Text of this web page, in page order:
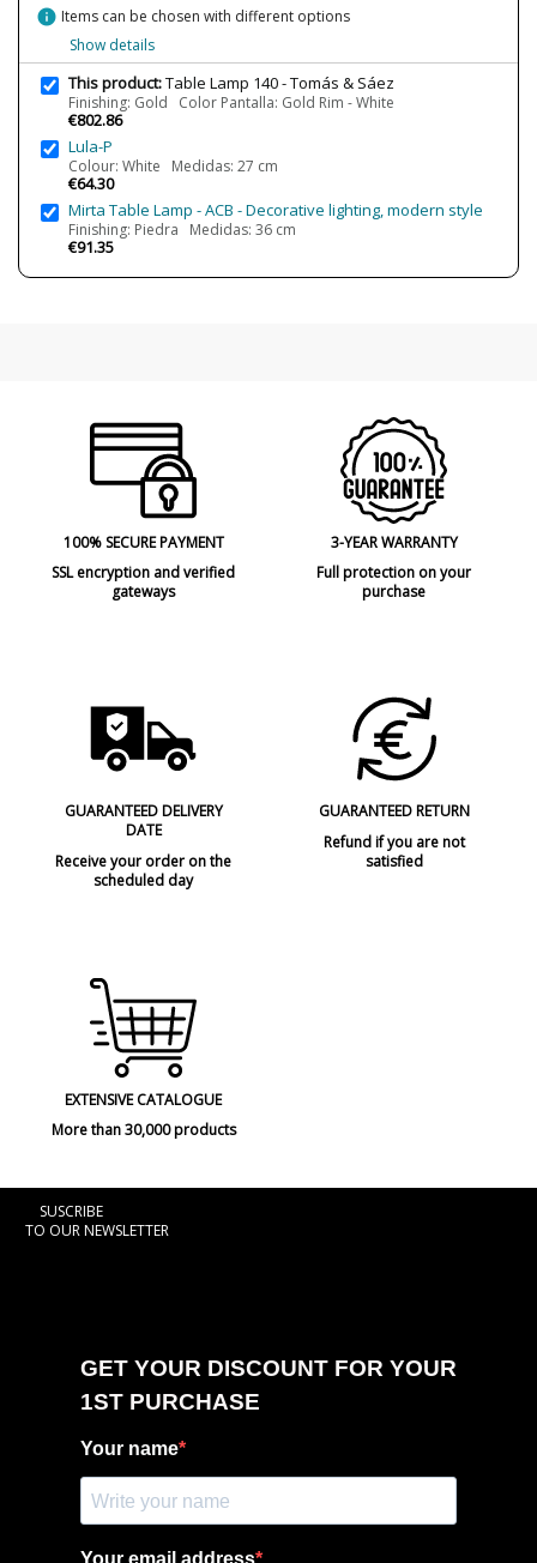
Type
info Items can be chosen with different options
Show details
This product:Table Lamp 140 - Tomás & Sáez
Finishing: Gold Color Pantalla: Gold Rim - White
€802.86
Lula-P
Colour: White Medidas: 27 cm
€64.30
Mirta Table Lamp - ACB - Decorative lighting, modern style
Finishing: Piedra Medidas: 36 cm
€91.35
100% SECURE PAYMENT
SSL encryption and verified
gateways
3-YEAR WARRANTY
Full protection on your
purchase
GUARANTEED DELIVERY
DATE
Receive your order on the
scheduled day
GUARANTEED RETURN
Refund if you are not
satisfied
EXTENSIVE CATALOGUE
More than 30,000 products
SUSCRIBE
TO OUR NEWSLETTER